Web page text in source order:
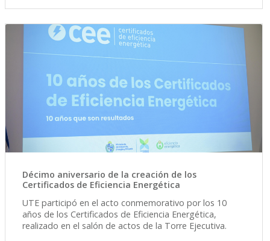
Décimo aniversario de la creación de los
Certificados de Eficiencia Energética
UTE participó en el acto conmemorativo por los 10
años de los Certificados de Eficiencia Energética,
realizado en el salón de actos de la Torre Ejecutiva.